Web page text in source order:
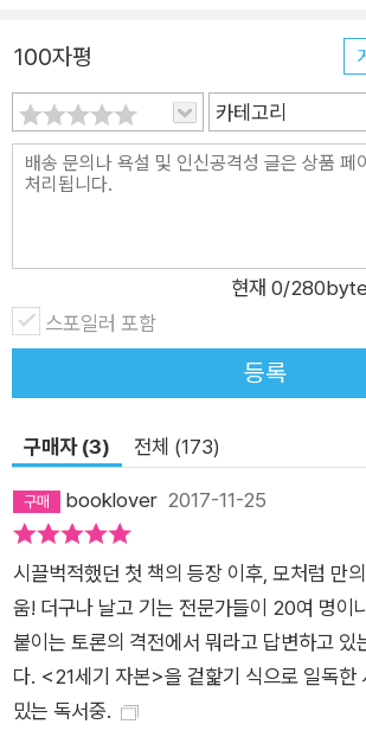
미 있는 참고문헌일 뿐만 아니라 진정한 비
저자의 논리를 어떻게 대하고 비판해야 하
이기도 하다. ■ 피케티는 과연 옳았는가? 경제학계의 ‘록 스
타’로 불리는 토마 피케티는 경제학적으로는
는 ‘불평등’이라는 주제로 일약 스타덤에 올
기게 됐다. 그리고 3년여가 지난 지금, 여전
상에 올라 있다. 《21세기 자본》의 영문판을 출간해 세계적인 베
스트셀러의 진원지가 된 하버드대학 출판부
난 지금, 피케티 이후의 세계를 전방위로 조
책들, 공평한 성장에 대한 담론들을 한 권에
편한 시나리오와 현실을 비교하고 검증해보
《애프터 피케티》는 무려 25명의 내로라하는
의식 아래 각자의 영역에서 논의를 펼쳐 보인
2016년 미국 대선 이후 피케티의 확신은 점
(중략) 노동시장을 안정적으로 이끌겠다는
불구하고, 힐러리 클린턴은 버락 오바마와는
역사적으로 낮은 고용율을 기록해온 소수 인
100자평
카테고리
현재 0/280byte
스포일러 포함
등록
구매자 (3) 전체 (173)
booklover 2017-11-25
시끌벅적했던 첫 책의 등장 이후, 모처럼 만
움! 더구나 날고 기는 전문가들이 20여 명이
붙이는 토론의 격전에서 뭐라고 답변하고 있
다. <21세기 자본>을 겉핥기 식으로 일독한
밌는 독서중.